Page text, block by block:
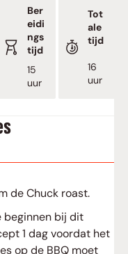
Ber
eidi
ngs
tijd
15
uur
Tot
ale
tijd
16
uur
de Chuck roast.
beginnen bij dit
1 dag voordat het
op de BBQ moet